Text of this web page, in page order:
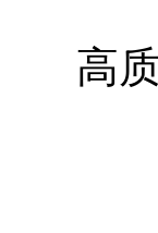
高
在